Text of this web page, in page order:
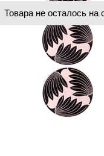
Товара не осталось на